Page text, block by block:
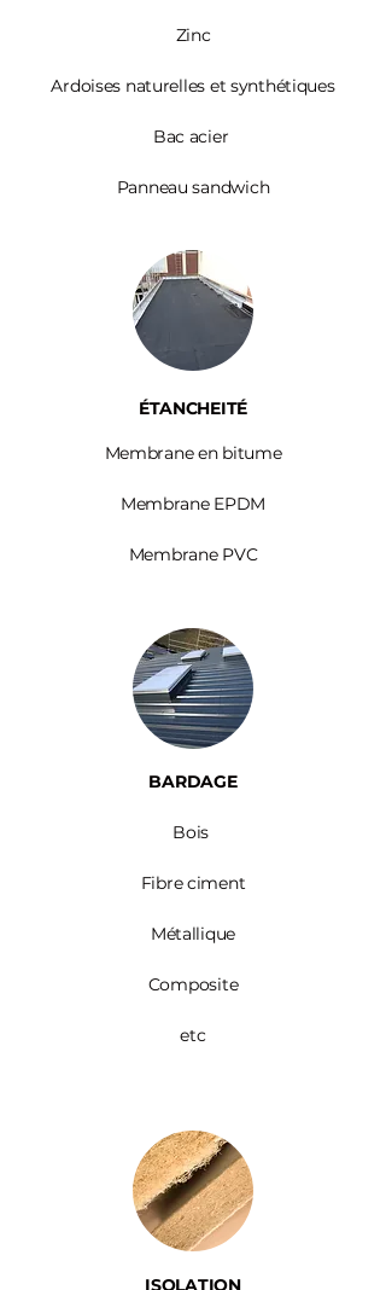
Zinc​
Ardoises naturelles et synthétiques
Bac acier
Panneau sandwich
ÉTANCHEITÉ
Membrane en bitume
Membrane EPDM
Membrane PVC
BARDAGE​
Bois ​
Fibre ciment
Métallique
Composite
etc
ISOLATION